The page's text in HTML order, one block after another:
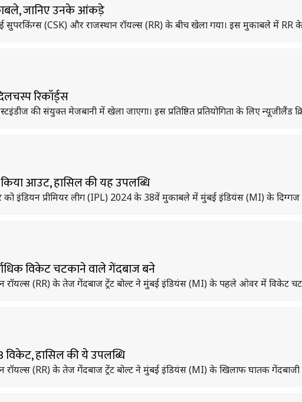
जानिए उनके आंकड़े
सुपरकिंग्स (CSK) और राजस्थान रॉयल्स (RR) के बीच खेला गया। इस मुकाबले में RR
रिकॉर्ड्स
की संयुक्त मेजबानी में खेला जाएगा। इस प्रतिष्ठित प्रतियोगिता के लिए न्यूजीलैंड
किया आउट, हासिल की यह उपलब्धि
को इंडियन प्रीमियर लीग (IPL) 2024 के 38वें मुकाबले में मुंबई इंडियंस (MI) के दिग्गज
विकेट चटकाने वाले गेंदबाज बने
रॉयल्स (RR) के तेज गेंदबाज ट्रेंट बोल्ट ने मुंबई इंडियंस (MI) के पहले ओवर में विकेट
हासिल की ये उपलब्धि
रॉयल्स (RR) के तेज गेंदबाज ट्रेंट बोल्ट ने मुंबई इंडियंस (MI) के खिलाफ घातक